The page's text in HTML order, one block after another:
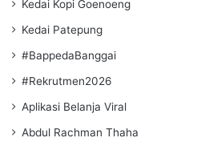
Kedai Kopi Goenoeng
Kedai Patepung
#BappedaBanggai
#Rekrutmen2026
Aplikasi Belanja Viral
Abdul Rachman Thaha